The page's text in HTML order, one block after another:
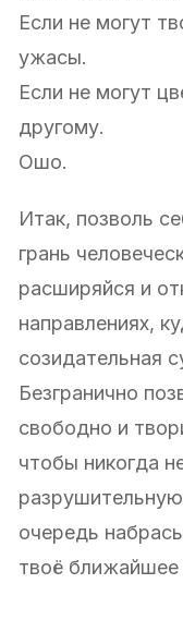
Если не могут
ужасы.
Если не могут
другому.
Ошо.
Итак, позволь
грань
расширяйся и
направлениях,
созидательная
Безгранично
свободно и
чтобы никогда
очередь
твоё ближайшее